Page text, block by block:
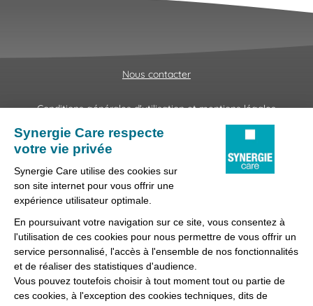
Nous contacter
Conditions générales d'utilisation et mentions légales
Fraudes & Hameçonnages
Lanceur d'alertes
Préférences des cookies
Synergie Care, réseau d'agences d'emploi spécialisées dans
la délégation de personnel médical et paramédical, filiale du